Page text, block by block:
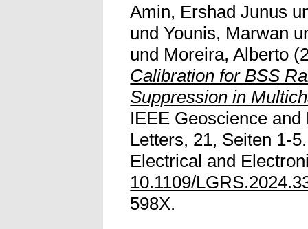
Amin, Ershad Junus
undYounis, Marwan
und Moreira, Alberto
Calibration for BSS
Suppression in
IEEE Geoscience
Letters, 21, Seiten 1-
Electrical and
10.1109/
598X.